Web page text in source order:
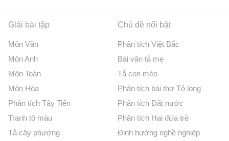
Giải bài tập
Môn Văn
Môn Anh
Môn Toán
Môn Hóa
Phân tích Tây Tiến
Tranh tô màu
Tả cây phượng
Chủ đề nổi bật
Phân tích Việt Bắc
Bài văn tả mẹ
Tả con mèo
Phân tích bài thơ Tỏ lòng
Phân tích Đất nước
Phân tích Hai đứa trẻ
Định hướng nghề nghiệp